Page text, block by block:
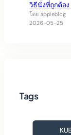
วิธีนั่งที่ถูกต้อง
โดย appleblog
2026-05-25
Tags